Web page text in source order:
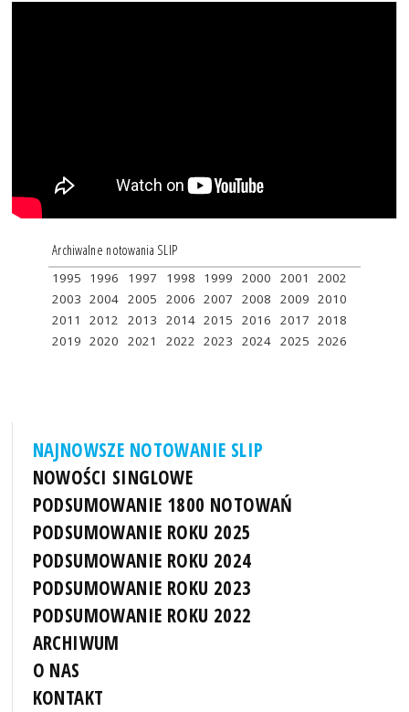
Archiwalne notowania SLIP
1995 1996 1997 1998 1999 2000 2001
2002
2003 2004 2005 2006 2007 2008 2009 2010
2011
2012 2013 2014 2015 2016 2017 2018
2019 2020 2021 2022 2023 2024 2025 2026
NAJNOWSZE NOTOWANIE SLIP
NOWOŚCI SINGLOWE
PODSUMOWANIE 1800 NOTOWAŃ
PODSUMOWANIE ROKU 2025
PODSUMOWANIE ROKU 2024
PODSUMOWANIE ROKU 2023
PODSUMOWANIE ROKU 2022
ARCHIWUM
O NAS
KONTAKT